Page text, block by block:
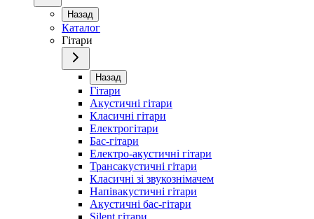
Назад
Каталог
Гітари
Назад
Гітари
Акустичні гітари
Класичні гітари
Електрогітари
Бас-гітари
Електро-акустичні гітари
Трансакустичні гітари
Класичні зі звукознімачем
Напівакустичні гітари
Акустичні бас-гітари
Silent гітари